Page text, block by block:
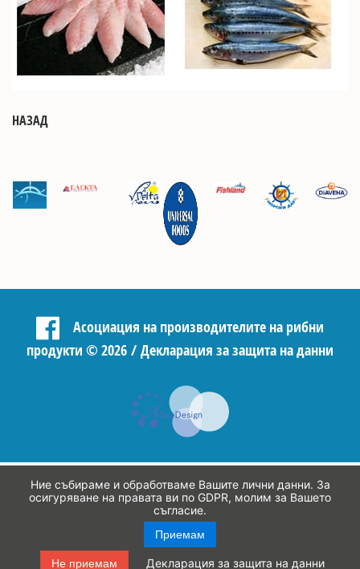
Ние събираме и обработваме Вашите лични данни. За
осигуряване на правата ви по GDPR, молим за Вашето
съгласие.
Приемам
Не приемам Декларация за защита на данни
НАЗАД
Асоциация на производителите на рибни
продукти © 2026 / Декларация за защита на данни